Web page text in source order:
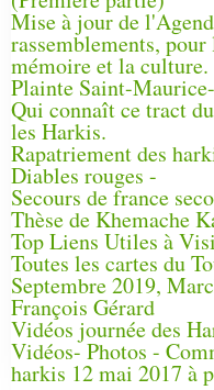
Mise à jour de
rassemblements,
mémoire et la culture.
Plainte Saint-
Qui connaît ce tract
les Harkis.
Rapatriement des
Diables rouges -
Secours de france
Thèse de Khemache
Top Liens Utiles à
Toutes les cartes du
Septembre 2019,
François Gérard
Vidéos journée des
Vidéos- Photos -
harkis 12 mai 2017 à